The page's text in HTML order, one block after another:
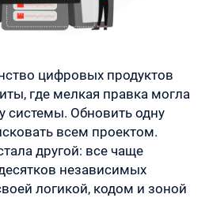
цифровых продуктов
где мелкая правка могла
системы. Обновить одну
всем проектом.
другой: все чаще
независимых
логикой, кодом и зоной